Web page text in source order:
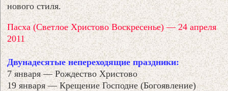
нового стиля.
Пасха (Светлое Христово Воскресенье) — 24 апреля
2011
Двунадесятые непереходящие праздники:
7 января — Рождество Христово
19 января — Крещение Господне (Богоявление)